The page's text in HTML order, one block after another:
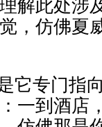
解此处涉
，仿佛夏
它专门指
一到酒店